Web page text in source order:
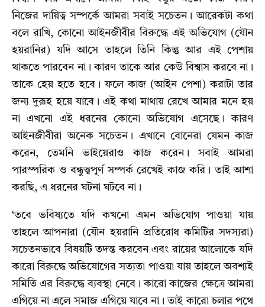
নিজের দায়িত্ব সম্পর্কে আমরা সবাই সচেতন। আরেকটা কথা
বলে রাখি, কোনো আইনজীবীর বিরুদ্ধে এই অভিযোগ (যৌন
হয়রানির) যদি আসে তাহলে তিনি কিন্তু আর এই পেশায়
থাকতে পারবেন না। কারণ তাকে আর কেউ বিশ্বাস করবে না।
তাকে হেয় হতে হবে। ফলে কাজ (আইন পেশা) করাটা তার
জন্য দুরূহ হয়ে যাবে। এই কথা মাথায় রেখে আমার মনে হয়
না এখনো এই ধরনের কোনো অভিযোগ এসেছে। কারণ
আইনজীবীরা অনেক সচেতন। এখানে বোনেরা যেমন কাজ
করেন, তেমনি ভাইয়েরাও কাজ করেন। সবাই আমরা
পারস্পরিক ও বন্ধুত্ত্বপূর্ণ সম্পর্ক রেখেই কাজ করি। তাই আশা
করছি, এ ধরনের ঘটনা ঘটবে না।
‘তবে ভবিষ্যতে যদি কখনো এমন অভিযোগ পাওয়া যায়
তাহলে আপনারা (যৌন হয়রানি প্রতিরোধ কমিটির সদস্যরা)
সচেতনভাবে বিষয়টি তদন্ত করবেন এবং রায়ের আলোকে যদি
কারো বিরুদ্ধে অভিযোগের সত্যতা পাওয়া যায় তাহলে অবশ্যই
সমিতি এর বিরুদ্ধে ব্যবস্থা নেবে। কারো কাজের ক্ষেত্রে আমরা
এগিয়ে না এলে সমাজ এগিয়ে যাবে না। তাই কারো চলার পথে